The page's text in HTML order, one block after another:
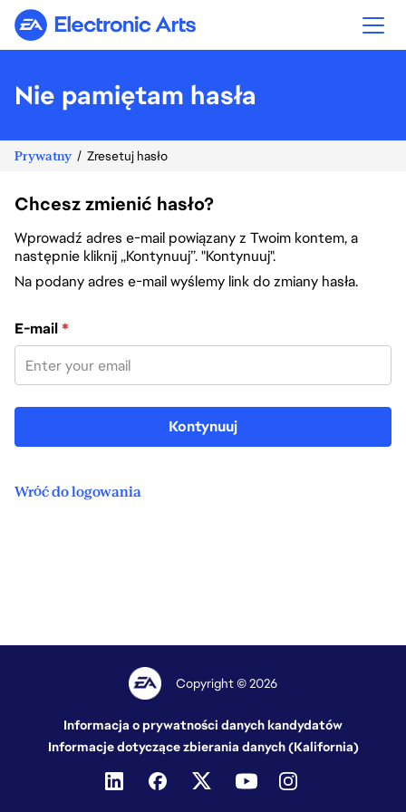
Electronic Arts
Nie pamiętam hasła
Prywatny Zresetuj hasło
Chcesz zmienić hasło?
Wprowadź adres e-mail powiązany z Twoim kontem, a
następnie kliknij „Kontynuuj”. "Kontynuuj".
Na podany adres e-mail wyślemy link do zmiany hasła.
Zresetuj hasło za pomocą adresu e-mail
E-mail*
Kontynuuj
Wróć do logowania
Copyright © 2026
Informacja o prywatności danych kandydatów
Informacje dotyczące zbierania danych (Kalifornia)